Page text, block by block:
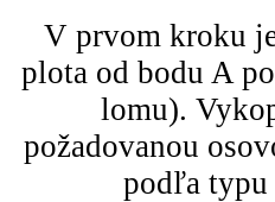
V prvom kroku
plota od bodu A
lomu).
požadovanou
podľa typu